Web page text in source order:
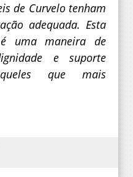
de Curvelo tenham
adequada. Esta
uma maneira de
e suporte
que mais